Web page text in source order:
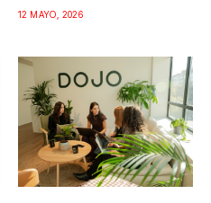
12 MAYO, 2026